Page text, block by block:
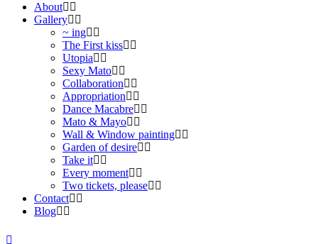
About
Gallery
~ ing
The First kiss
Utopia
Sexy Mato
Collaboration
Appropriation
Dance Macabre
Mato & Mayo
Wall & Window painting
Garden of desire
Take it
Every moment
Two tickets, please
Contact
Blog